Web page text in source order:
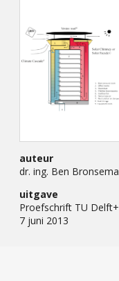
auteur
dr. ing. Ben Bronsema
uitgave
Proefschrift TU Delft+
7 juni 2013